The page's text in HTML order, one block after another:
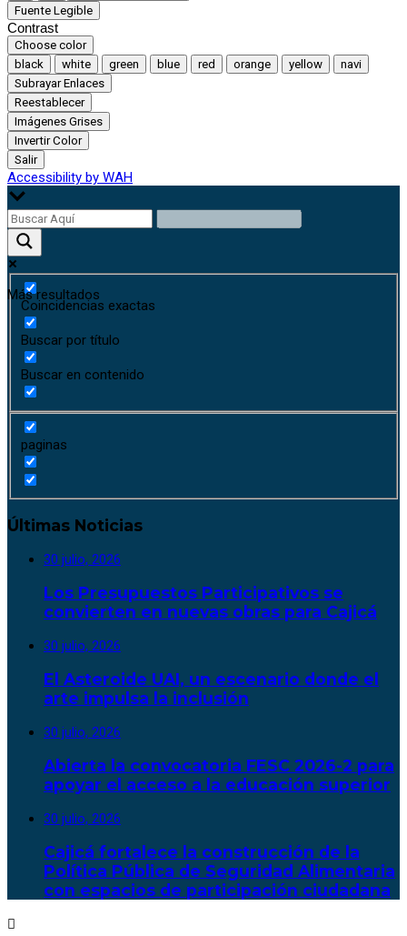
Fuente Legible
Contrast
Choose color
black
white green blue red orange yellow
navi
Subrayar Enlaces
Reestablecer
Imágenes Grises
Invertir Color
Salir
Accessibility by WAH
Más resultados
Coincidencias exactas
Buscar por título
Buscar en contenido
paginas
Últimas Noticias
30 julio, 2026
Los Presupuestos Participativos se
convierten en nuevas obras para Cajicá
30 julio, 2026
El Asteroide UAI, un escenario donde el
arte impulsa la inclusión
30 julio, 2026
Abierta la convocatoria FESC 2026-2 para
apoyar el acceso a la educación superior
30 julio, 2026
Cajicá fortalece la construcción de la
Política Pública de Seguridad Alimentaria
con espacios de participación ciudadana